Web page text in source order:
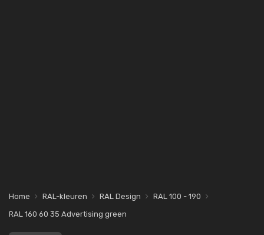
Home RAL-kleuren RAL Design
RAL 100 - 190
RAL 160 60 35 Advertising green